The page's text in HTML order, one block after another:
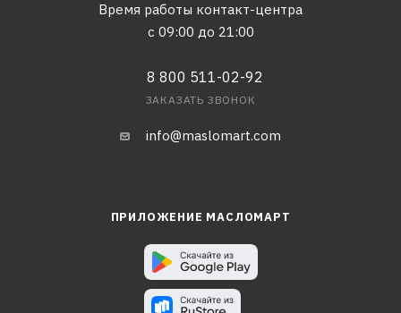
Время работы контакт-центра
с 09:00 до 21:00
8 800 511-02-92
ЗАКАЗАТЬ ЗВОНОК
info@maslomart.com
ПРИЛОЖЕНИЕ МАСЛОМАРТ